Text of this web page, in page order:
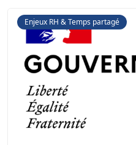
Enjeux RH & Temps partagé